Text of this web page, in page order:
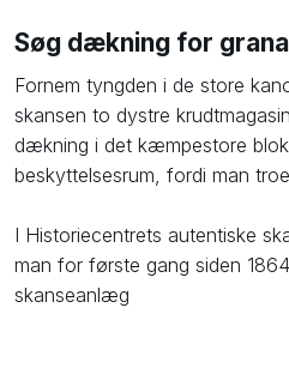
Søg dækning for
​Fornem tyngden i de store
skansen to dystre
dækning i det kæmpestore
beskyttelsesrum, fordi man
I Historiecentrets autentiske
man for første gang siden
skanseanlæg​​